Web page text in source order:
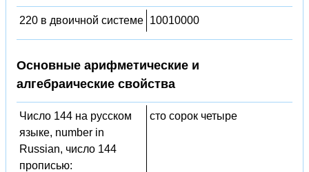
220 в двоичной системе 10010000
Основные арифметические и
алгебраические свойства
Число 144 на русском
языке, number in
Russian, число 144
прописью:
сто сорок четыре